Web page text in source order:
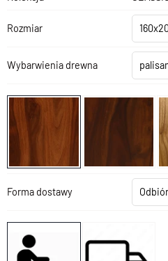
Rozmiar
Wybarwienia drewna
Forma dostawy